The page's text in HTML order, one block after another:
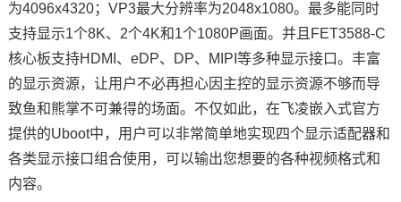
为4096x4320；VP3最大分辨率为2048x1080。最多能同时
支持显示1个8K、2个4K和1个1080P画面。并且FET3588-C
核心板支持HDMI、eDP、DP、MIPI等多种显示接口。丰富
的显示资源，让用户不必再担心因主控的显示资源不够而导
致鱼和熊掌不可兼得的场面。不仅如此，在飞凌嵌入式官方
提供的Uboot中，用户可以非常简单地实现四个显示适配器和
各类显示接口组合使用，可以输出您想要的各种视频格式和
内容。